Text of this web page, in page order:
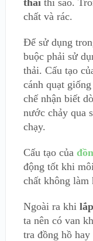
thảithì sao.
chất và rác.
Để sử dụng
buộc phải sử
thải. Cấu tạo
cánh quạt
chế nhận biết
nước chảy qua
chạy.
Cấu tạo của
động tốt khi
chất không làm
Ngoài ra khi
ta nên có van
tra đồng hồ